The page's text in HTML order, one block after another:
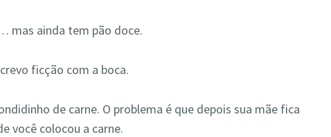
mas ainda tem pão doce.
ficção com a boca.
de carne. O problema é que depois sua mãe fica
você colocou a carne.